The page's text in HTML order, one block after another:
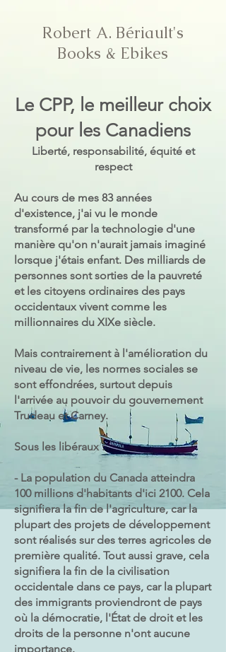
Robert A. Bériault's
Books & Ebikes
Le CPP, le meilleur choix
pour les Canadiens
Liberté, responsabilité, équité et
respect
Au cours de mes 83 années
d'existence, j'ai vu le monde
transformé par la technologie d'une
manière qu'on n'aurait jamais imaginé
lorsque j'étais enfant. Des milliards de
personnes sont sorties de la pauvreté
et les citoyens ordinaires des pays
occidentaux vivent comme les
millionnaires du XIXe siècle.
Mais contrairement à l'amélioration du
niveau de vie, les normes sociales se
sont effondrées, surtout depuis
l'arrivée au pouvoir du gouvernement
Trudeau et Carney.
Sous les libéraux :
- La population du Canada atteindra
100 millions d'habitants d'ici 2100. Cela
signifiera la fin de l'agriculture, car la
plupart des projets de développement
sont réalisés sur des terres agricoles de
première qualité. Tout aussi grave, cela
signifiera la fin de la civilisation
occidentale dans ce pays, car la plupart
des immigrants proviendront de pays
où la démocratie, l'État de droit et les
droits de la personne n'ont aucune
importance.